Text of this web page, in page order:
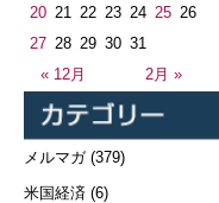
« 12月 2月 »
20 21 22 23 24 25 26
27 28 29 30 31
メルマガ(379)
米国経済 (6)